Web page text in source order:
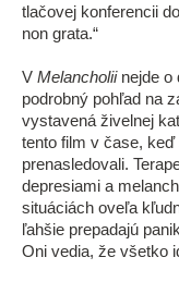
tlačovej konferencii
non grata.“
V Melancholiinejde o
podrobný pohľad na
vystavená živelnej
tento film v čase,
prenasledovali.
depresiami a
situáciách oveľa
ľahšie prepadajú
Oni vedia, že všetko